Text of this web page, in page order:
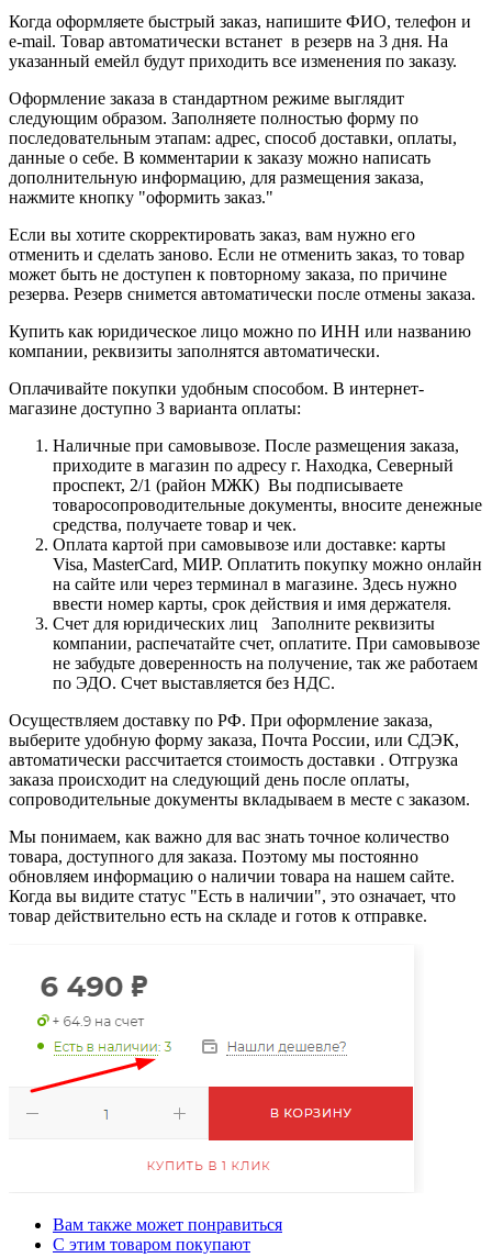
Когда оформляете быстрый заказ, напишите ФИО, телефон и
e-mail. Товар автоматически встанет в резерв на 3 дня. На
указанный емейл будут приходить все изменения по заказу.
Оформление заказа в стандартном режиме выглядит
следующим образом. Заполняете полностью форму по
последовательным этапам: адрес, способ доставки, оплаты,
данные о себе. В комментарии к заказу можно написать
дополнительную информацию, для размещения заказа,
нажмите кнопку "оформить заказ."
Если вы хотите скорректировать заказ, вам нужно его
отменить и сделать заново. Если не отменить заказ, то товар
может быть не доступен к повторному заказа, по причине
резерва. Резерв снимется автоматически после отмены заказа.
Купить как юридическое лицо можно по ИНН или названию
компании, реквизиты заполнятся автоматически.
Оплачивайте покупки удобным способом. В интернет-
магазине доступно 3 варианта оплаты:
Наличные при самовывозе. После размещения заказа,
приходите в магазин по адресу г. Находка, Северный
проспект, 2/1 (район МЖК) Вы подписываете
товаросопроводительные документы, вносите денежные
средства, получаете товар и чек.
Оплата картой при самовывозе или доставке: карты
Visa, MasterCard, МИР. Оплатить покупку можно онлайн
на сайте или через терминал в магазине. Здесь нужно
ввести номер карты, срок действия и имя держателя.
Счет для юридических лиц Заполните реквизиты
компании, распечатайте счет, оплатите. При самовывозе
не забудьте доверенность на получение, так же работаем
по ЭДО. Счет выставляется без НДС.
Осуществляем доставку по РФ. При оформление заказа,
выберите удобную форму заказа, Почта России, или СДЭК,
автоматически рассчитается стоимость доставки . Отгрузка
заказа происходит на следующий день после оплаты,
сопроводительные документы вкладываем в месте с заказом.
Мы понимаем, как важно для вас знать точное количество
товара, доступного для заказа. Поэтому мы постоянно
обновляем информацию о наличии товара на нашем сайте.
Когда вы видите статус "Есть в наличии", это означает, что
товар действительно есть на складе и готов к отправке.
Вам также может понравиться
С этим товаром покупают